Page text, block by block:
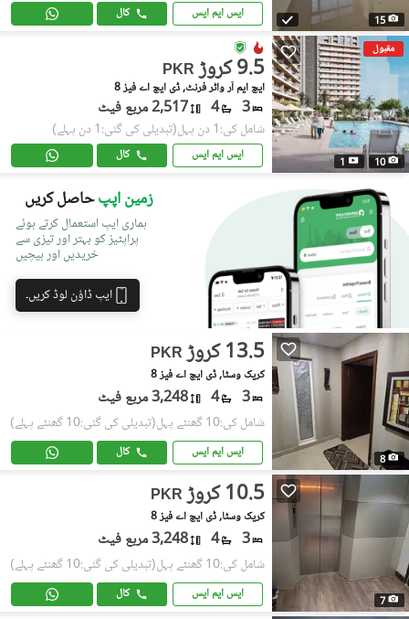
15 ایس ایم ایس کال
مقبول
10
1
PKR 9.5 کروڑ
ایچ ایم آر واٹر فرنٹ, ڈی ایچ اے فیز 8
3
4 2,517 مربع فیٹ
شامل کی:1 دن پہل (تبدیلی کی گئی:1 دن پہلے)
ایس ایم ایس کال
زمین اپپحاصل کریں
ہماری ایپ استعمال کرتے ہوئے
پراپٹیز کو بہتر اور تیزی سے
خریدیں اور بیچیں
ایپ ڈاؤن لوڈ کریں۔
8
PKR 13.5 کروڑ
کریک وسٹا, ڈی ایچ اے فیز 8
3
4 3,248 مربع فیٹ
شامل کی:10 گھنٹے پہل (تبدیلی کی گئی:10 گھنٹے پہلے)
ایس ایم ایس کال
7
PKR 10.5 کروڑ
کریک وسٹا, ڈی ایچ اے فیز 8
3
4 3,248 مربع فیٹ
شامل کی:10 گھنٹے پہل (تبدیلی کی گئی:10 گھنٹے پہلے)
ایس ایم ایس کال